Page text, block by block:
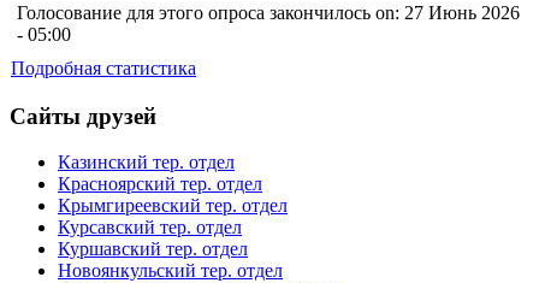
Голосование для этого опроса закончилось on: 27 Июнь 2026
- 05:00
Подробная статистика
Сайты друзей
Казинский тер. отдел
Красноярский тер. отдел
Крымгиреевский тер. отдел
Курсавский тер. отдел
Куршавский тер. отдел
Новоянкульский тер. отдел